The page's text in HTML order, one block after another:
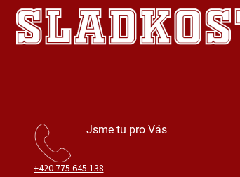
Jsme tu pro Vás
+420 775 645 138